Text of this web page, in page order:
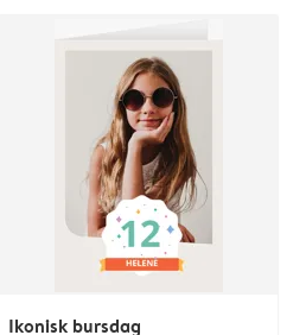
Ikonisk bursdag